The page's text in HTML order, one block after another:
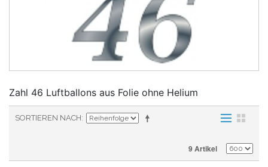
Zahl 46 Luftballons aus Folie ohne Helium
SORTIEREN NACH
9 Artikel